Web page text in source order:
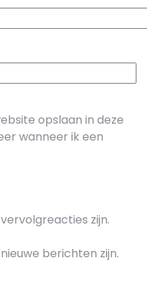
opslaan in deze
wanneer ik een
zijn.
berichten zijn.